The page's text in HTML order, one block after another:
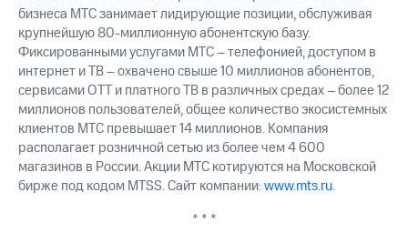
Регистратор
Реквизиты
Контакты
развитие
деловая этика
На главную
бизнеса МТС занимает лидирующие позиции, обслуживая
крупнейшую 80-миллионную абонентскую базу.
Фиксированными услугами МТС – телефонией, доступом в
интернет и ТВ – охвачено свыше 10 миллионов абонентов,
сервисами OTT и платного ТВ в различных средах – более 12
миллионов пользователей, общее количество экосистемных
клиентов МТС превышает 14 миллионов. Компания
располагает розничной сетью из более чем 4 600
магазинов в России. Акции МТС котируются на Московской
бирже под кодом MTSS. Сайт компании:www.mts.ru.
* * *